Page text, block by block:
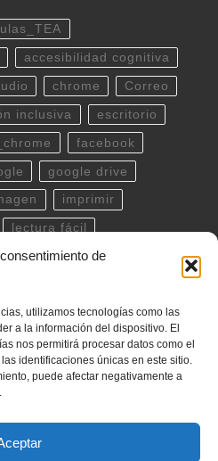
de
utilizamos tecnologías como las
a la información del dispositivo. El
nos permitirá procesar datos como el
identificaciones únicas en este sitio.
puede afectar negativamente a
accesibilidad cognitiva
chrome Correo
inclusiva escritorio
facebook
google drive
imprimir
lectura fácil
musica outlook
terminal twitter
windows